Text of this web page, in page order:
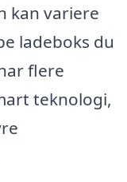
kan variere
ladeboks du
flere
teknologi,